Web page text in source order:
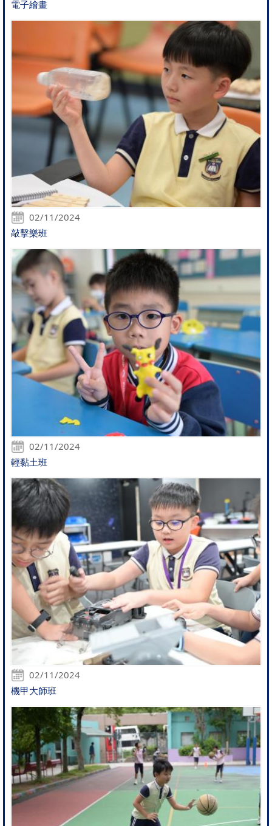
電子繪畫
02/11/2024
敲擊樂班
02/11/2024
輕黏土班
02/11/2024
機甲大師班